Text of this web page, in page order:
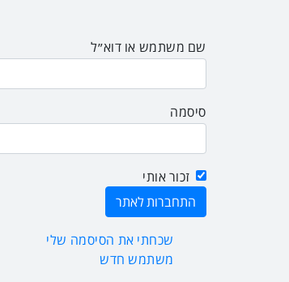
שם משתמש או דוא״ל
סיסמה
זכור אותי
שכחתי את הסיסמה שלי
משתמש חדש